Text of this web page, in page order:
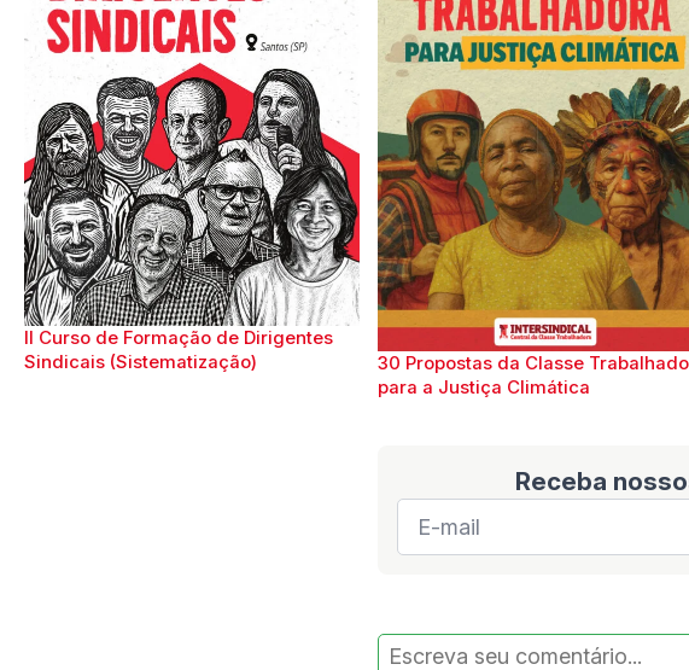
II Curso de Formação de Dirigentes
Sindicais (Sistematização)
30 Propostas da Classe
para a Justiça Climática
Receba
E-
mail